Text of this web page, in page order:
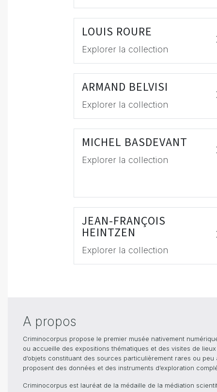
LOUIS ROURE
Explorer la collection
ARMAND BELVISI
Explorer la collection
MICHEL BASDEVANT
Explorer la collection
JEAN-FRANÇOIS
HEINTZEN
Explorer la collection
A propos
Criminocorpus propose le premier musée nativement
ou accueille des expositions thématiques et des visites de
d’objets constituant des sources particulièrement rares ou
proposent des données et des instruments d’exploration
Criminocorpus est lauréat de la médaille de la médiation